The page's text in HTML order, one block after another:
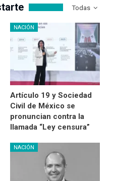
Todas
NACIÓN
Artículo 19 y Sociedad
Civil de México se
pronuncian contra la
llamada “Ley censura”
NACIÓN